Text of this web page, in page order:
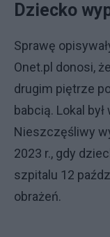
Dziecko
Sprawę
Onet.pl donosi,
drugim piętrze
babcią. Lokal
Nieszczęśliwy
2023 r., gdy
szpitalu 12
obrażeń.